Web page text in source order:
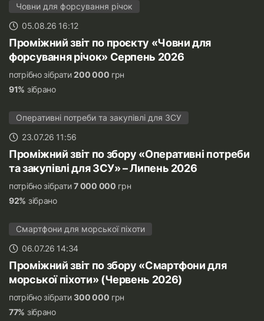
Човни для форсування річок
05.08.26 16:12
Проміжний звіт по проєкту «Човни для
форсування річок» Серпень 2026
потрібно зібрати200 000 грн
91% зібрано
Оперативні потреби та закупівлі для ЗСУ
23.07.26 11:56
Проміжний звіт по збору «Оперативні потреби
та закупівлі для ЗСУ» – Липень 2026
потрібно зібрати7 000 000 грн
92% зібрано
Смартфони для морської піхоти
06.07.26 14:34
Проміжний звіт по збору «Смартфони для
морської піхоти» (Червень 2026)
потрібно зібрати300 000 грн
77% зібрано